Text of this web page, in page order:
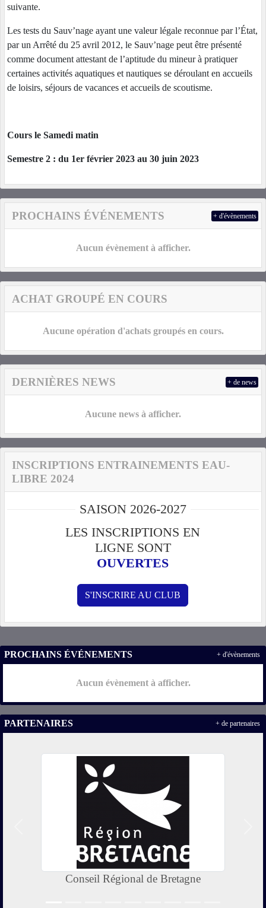
suivante.
Les tests du Sauv’nage ayant une valeur légale reconnue par l’État,
par un Arrêté du 25 avril 2012, le Sauv’nage peut être présenté
comme document attestant de l’aptitude du mineur à pratiquer
certaines activités aquatiques et nautiques se déroulant en accueils
de loisirs, séjours de vacances et accueils de scoutisme.
Cours le Samedi matin
Semestre 2 : du 1er février 2023 au 30 juin 2023
PROCHAINS ÉVÉNEMENTS
Aucun évènement à afficher.
+ d'évènements
ACHAT GROUPÉ EN COURS
Aucune opération d'achats groupés en cours.
DERNIÈRES NEWS
Aucune news à afficher.
+ de news
INSCRIPTIONS ENTRAINEMENTS EAU-
LIBRE 2024
SAISON 2026-2027
LES INSCRIPTIONS EN
LIGNE SONT
OUVERTES
S'INSCRIRE AU CLUB
PROCHAINS ÉVÉNEMENTS
Aucun évènement à afficher.
+ d'évènements
PARTENAIRES
Conseil Régional de Bretagne
+ de partenaires